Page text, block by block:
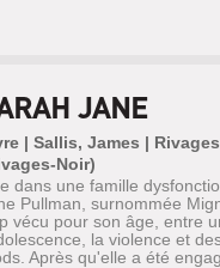
JANE
| Sallis, James |
Noir)
dans une famille
Pullman, surnommée
vécu pour son âge, entre
la violence et
Après qu'elle a été